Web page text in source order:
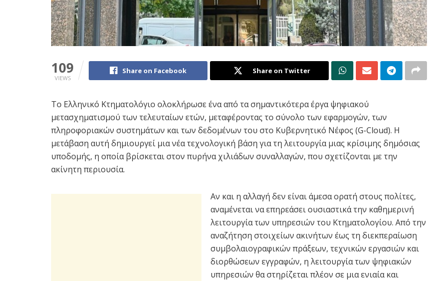
109
VIEWS
Share on Facebook Share on Twitter
Το Ελληνικό Κτηματολόγιο ολοκλήρωσε ένα από τα σημαντικότερα έργα ψηφιακού
μετασχηματισμού των τελευταίων ετών, μεταφέροντας το σύνολο των εφαρμογών, των
πληροφοριακών συστημάτων και των δεδομένων του στο Κυβερνητικό Νέφος (G-Cloud). Η
μετάβαση αυτή δημιουργεί μια νέα τεχνολογική βάση για τη λειτουργία μιας κρίσιμης δημόσιας
υποδομής, η οποία βρίσκεται στον πυρήνα χιλιάδων συναλλαγών, που σχετίζονται με την
ακίνητη περιουσία.
Αν και η αλλαγή δεν είναι άμεσα ορατή στους πολίτες,
αναμένεται να επηρεάσει ουσιαστικά την καθημερινή
λειτουργία των υπηρεσιών του Κτηματολογίου. Από την
αναζήτηση στοιχείων ακινήτων έως τη διεκπεραίωση
συμβολαιογραφικών πράξεων, τεχνικών εργασιών και
διορθώσεων εγγραφών, η λειτουργία των ψηφιακών
υπηρεσιών θα στηρίζεται πλέον σε μια ενιαία και